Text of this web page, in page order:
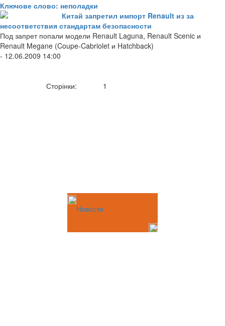
Ключове слово: неполадки
Китай запретил импорт Renault из за
несоответствия стандартам безопасности
Под запрет попали модели Renault Laguna, Renault Scenic и
Renault Megane (Coupe-Cabriolet и Hatchback)
- 12.06.2009 14:00
Сторінки: 1
Новости